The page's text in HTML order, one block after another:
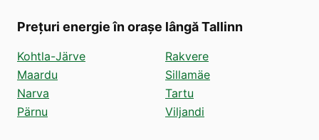
Prețuri energie în orașe lângă Tallinn
Kohtla-Järve
Maardu
Narva
Pärnu
Rakvere
Sillamäe
Tartu
Viljandi